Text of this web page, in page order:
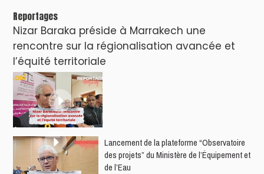
Reportages
Nizar Baraka préside à Marrakech une
rencontre sur la régionalisation avancée et
l’équité territoriale
​Lancement de la plateforme “Observatoire
des projets” du Ministère de l’Équipement et
de l’Eau